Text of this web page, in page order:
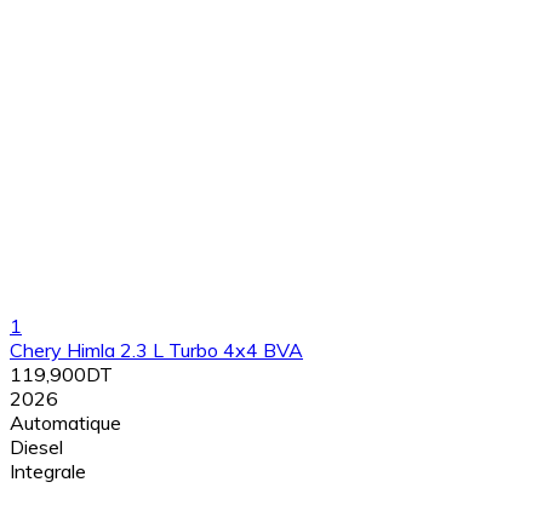
1
Chery Himla 2.3 L Turbo 4x4 BVA
119,900DT
2026
Automatique
Diesel
Integrale